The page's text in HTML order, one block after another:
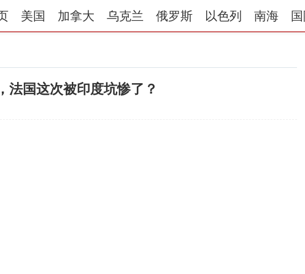
美国 加拿大 乌克兰 俄罗斯 以色列 南海
国这次被印度坑惨了？